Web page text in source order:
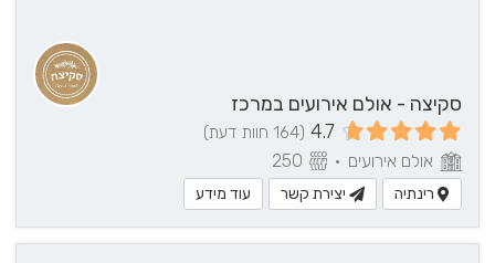
סקיצה - אולם אירועים במרכז
4.7 (164 חוות דעת)
אולם אירועים •
רינתיה יצירת קשר עוד מידע